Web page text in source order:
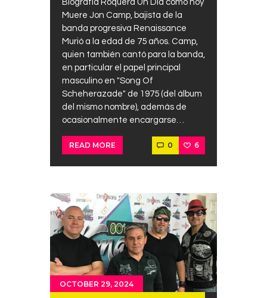
Biografía Roquera Un Día como hoy
Muere Jon Camp, bajista de la
banda progresiva Renaissance
Murió a la edad de 75 años. Camp,
quien también cantó para la banda,
en particular el papel principal
masculino en "Song Of
Scheherazade" de 1975 (del álbum
del mismo nombre), además de
ocasionalmente encargarse…
READ MORE 0 6
OCTOBER 29, 2024